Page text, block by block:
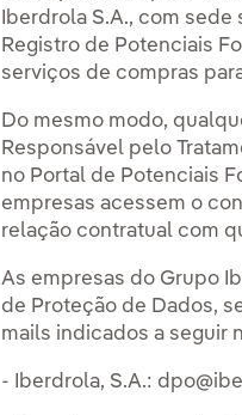
Iberdrola S.A., com
Registro de Potenciais
serviços de compras
Do mesmo modo,
Responsável pelo
no Portal de Potenciais
empresas acessem o
relação contratual com
As empresas do Grupo
de Proteção de Dados,
mails indicados a seguir
- Iberdrola, S.A.: